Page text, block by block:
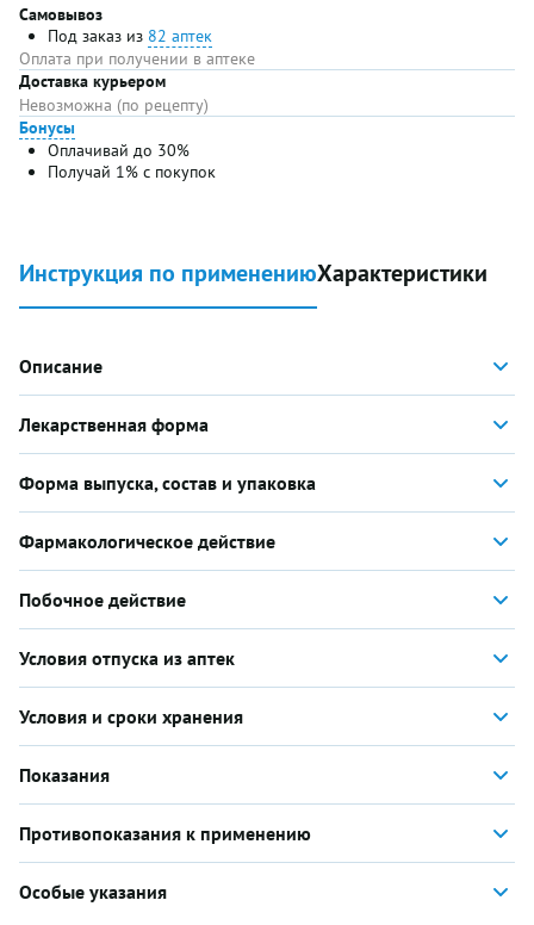
Самовывоз
Под заказ из 82 аптек
Оплата при получении в аптеке
Доставка курьером
Невозможна (по рецепту)
Бонусы
Оплачивай до 30%
Получай 1% с покупок
Инструкция по применениюХарактеристики
Описание
Лекарственная форма
Форма выпуска, состав и упаковка
Фармакологическое действие
Побочное действие
Условия отпуска из аптек
Условия и сроки хранения
Показания
Противопоказания к применению
Особые указания